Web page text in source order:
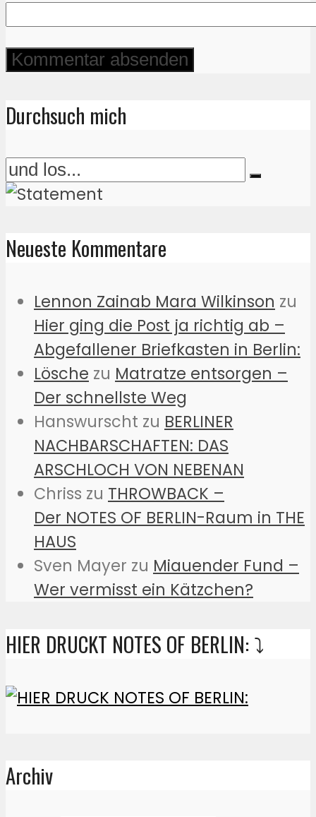
Durchsuch mich
Neueste Kommentare
Lennon Zainab Mara Wilkinson zu
Hier ging die Post ja richtig ab –
Abgefallener Briefkasten in Berlin:
Lösche zu Matratze entsorgen –
Der schnellste Weg
Hanswurscht zu BERLINER
NACHBARSCHAFTEN: DAS
ARSCHLOCH VON NEBENAN
Chriss zu THROWBACK –
Der NOTES OF BERLIN-Raum in THE
HAUS
Sven Mayer zu Miauender Fund –
Wer vermisst ein Kätzchen?
HIER DRUCKT NOTES OF BERLIN: ⤵️
Archiv